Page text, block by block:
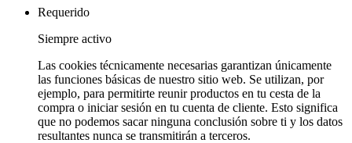
Requerido
Siempre activo
Las cookies técnicamente necesarias garantizan únicamente
las funciones básicas de nuestro sitio web. Se utilizan, por
ejemplo, para permitirte reunir productos en tu cesta de la
compra o iniciar sesión en tu cuenta de cliente. Esto significa
que no podemos sacar ninguna conclusión sobre ti y los datos
resultantes nunca se transmitirán a terceros.